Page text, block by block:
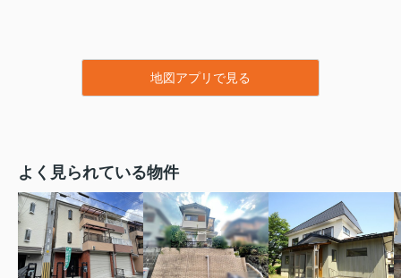
地図アプリで見る
よく見られている物件